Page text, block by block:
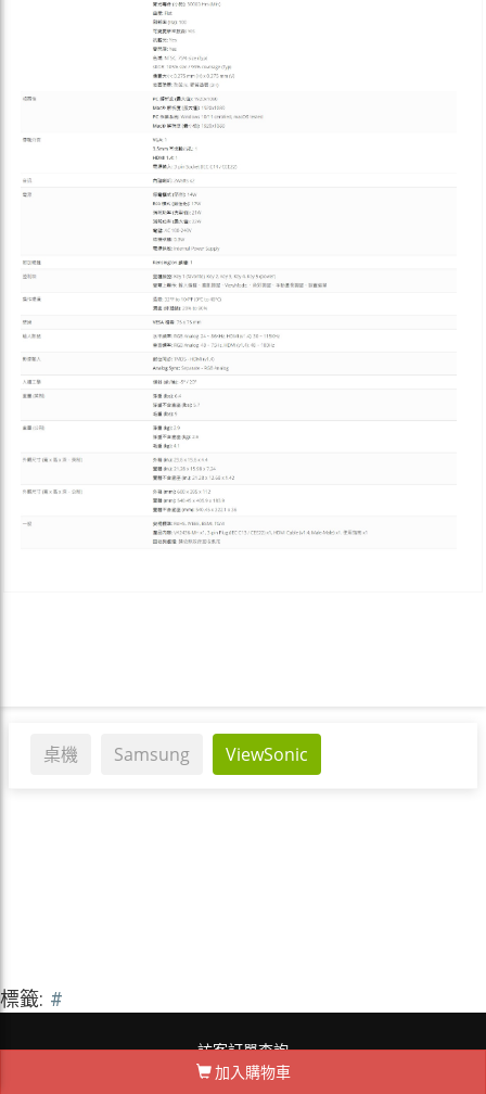
桌機 Samsung ViewSonic
標籤: #
加入購物車
訪客訂單查詢